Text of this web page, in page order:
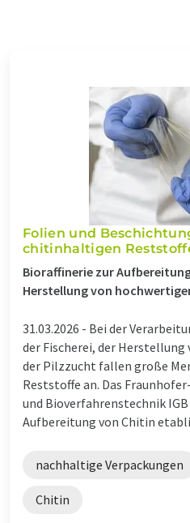
Folien und
chitinhaltigen
Bioraffinerie zur
Herstellung von
31.03.2026 - Bei der
der Fischerei, der
der Pilzzucht fallen große
Reststoffe an. Das
und Bioverfahrenstechnik
Aufbereitung von Chitin
nachhaltige Verpackungen
Chitin